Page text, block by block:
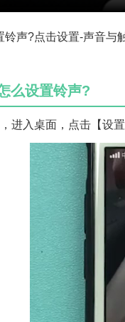
铃声?点击设置-声音与
么设置铃声?
进入桌面，点击【设置